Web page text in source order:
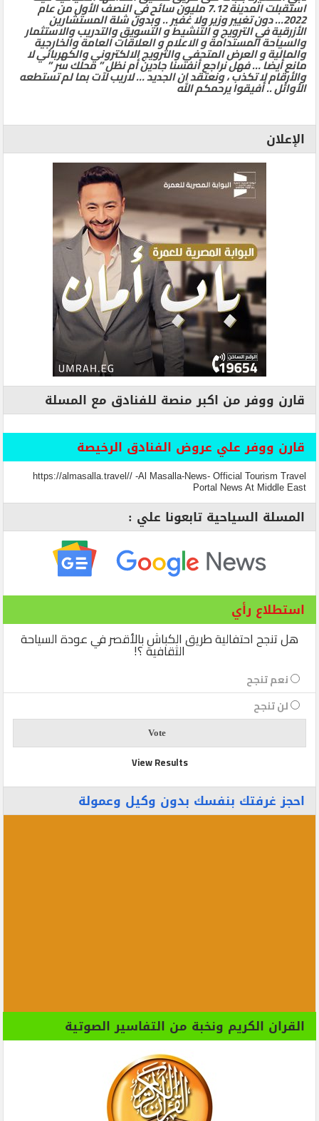
استقبلت المدينة 7.12 مليون سائح في النصف الأول من عام
2022… دون تغيير وزير ولا غفير .. وبدون شلة المستشارين
الأزرقية في الترويج و التنشيط و التسويق والتدريب والاستثمار
والسياحة المستدامة و الاعلام و العلاقات العامة والخارجية
والمالية و العرض المتحفي والترويج الالكتروني والكهربائي لا
مانع أيضا … فهل نراجع أنفسنا جادين أم نظل ” محلك سر ”
والأرقام لا تكذب ، ونعتقد ان الجديد … لاريب لآت بما لم تستطعه
الأوائل .. أفيقوا يرحمكم الله
الإعلان
قارن ووفر من اكبر منصة للفنادق مع المسلة
قارن ووفر علي عروض الفنادق الرخيصة
https://almasalla.travel// -Al Masalla-News- Official Tourism Travel
Portal News At Middle East
المسلة السياحية تابعونا علي :
استطلاع رأي
هل تنجح احتفالية طريق الكباش بالأقصر في عودة السياحة
الثقافية ؟!
نعم تنجح
لن تنجح
View Results
احجز غرفتك بنفسك بدون وكيل وعمولة
القران الكريم ونخبة من التفاسير الصوتية